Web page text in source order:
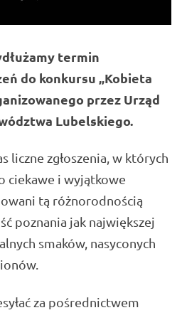
termin
do konkursu „Kobieta
przez Urząd
Lubelskiego.
liczne zgłoszenia, w których
ciekawe i wyjątkowe
tą różnorodnością
poznania jak największej
smaków, nasyconych
za pośrednictwem